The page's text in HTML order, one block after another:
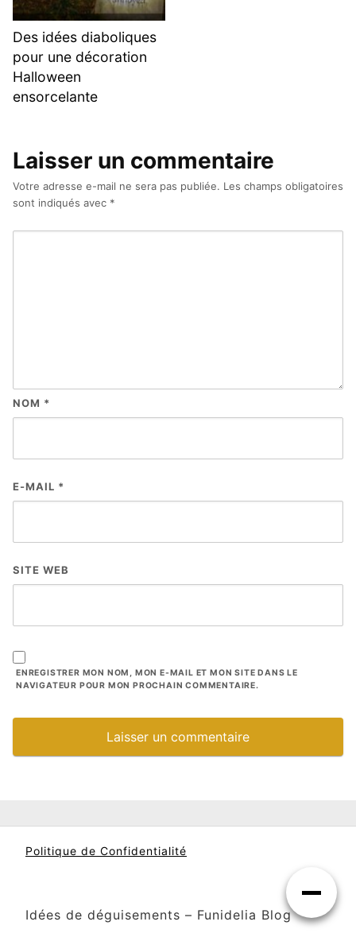
Des idées diaboliques
pour une décoration
Halloween
ensorcelante
Laisser un commentaire
Votre adresse e-mail ne sera pas publiée. Les champs obligatoires
sont indiqués avec *
NOM *
E-MAIL *
SITE WEB
ENREGISTRER MON NOM, MON E-MAIL ET MON SITE DANS LE
NAVIGATEUR POUR MON PROCHAIN COMMENTAIRE.
Politique de Confidentialité
Idées de déguisements – Funidelia Blog